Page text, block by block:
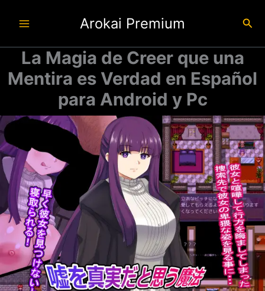
Arokai Premium
La Magia de Creer que una
Mentira es Verdad en Español
para Android y Pc